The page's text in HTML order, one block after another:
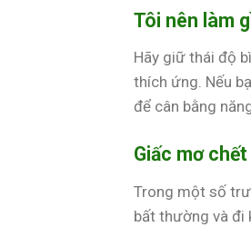
Tôi nên làm
Hãy giữ thái độ
thích ứng. Nếu
để cân bằng
Giấc mơ
Trong một số
bất thường và đi